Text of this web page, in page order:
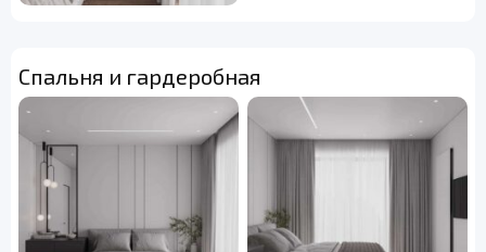
Спальня и гардеробная